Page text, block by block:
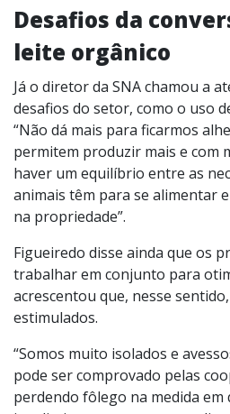
Desafios da
leite orgânico
Já o diretor da SNA chamou a
desafios do setor, como o uso
“Não dá mais para ficarmos
permitem produzir mais e com
haver um equilíbrio entre as
animais têm para se alimentar
na propriedade”.
Figueiredo disse ainda que os
trabalhar em conjunto para
acrescentou que, nesse
estimulados.
“Somos muito isolados e
pode ser comprovado pelas
perdendo fôlego na medida em